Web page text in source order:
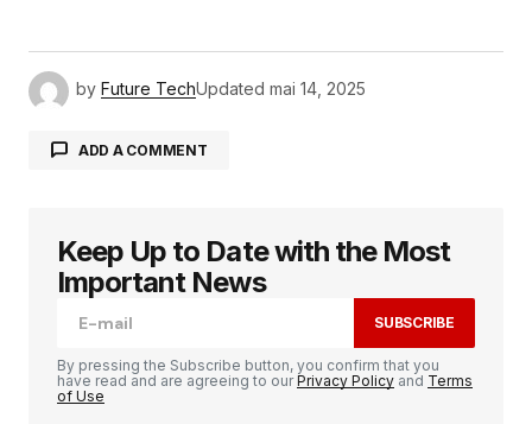
by Future TechUpdated mai 14, 2025
ADD A COMMENT
Votre adresse e-mail ne sera pas publiée. Les
champs obligatoires sont indiqués avec
Keep Up to Date with the Most
Important News
SUBSCRIBE
By pressing the Subscribe button, you confirm that you
have read and are agreeing to ourPrivacy Policy and Terms
of Use